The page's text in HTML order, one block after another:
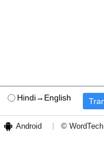
Hindi→English
Android © WordTech